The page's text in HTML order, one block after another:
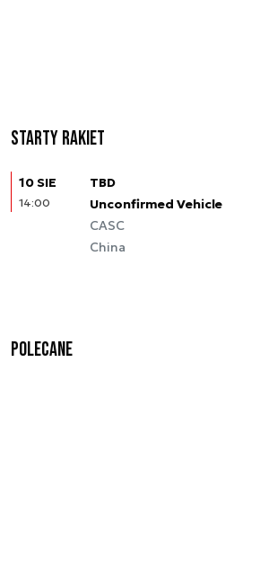
Starty rakiet
10 SIE
14:00
TBD
Unconfirmed Vehicle
CASC
China
Polecane